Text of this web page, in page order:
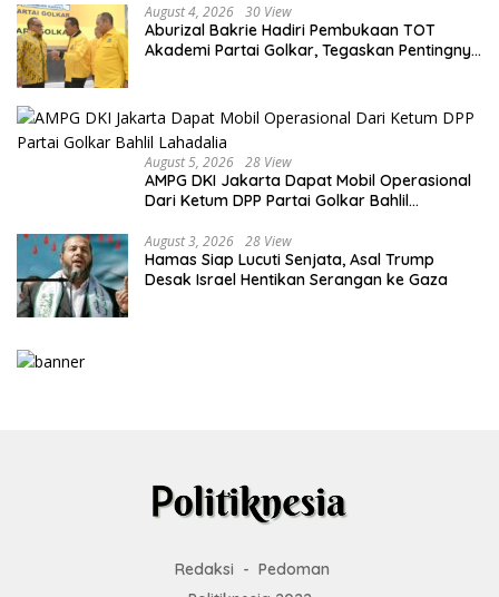
August 4, 2026 30 View
Aburizal Bakrie Hadiri Pembukaan TOT
Akademi Partai Golkar, Tegaskan Pentingnya
August 5, 2026 28 View
AMPG DKI Jakarta Dapat Mobil Operasional
Dari Ketum DPP Partai Golkar Bahlil
August 3, 2026 28 View
Hamas Siap Lucuti Senjata, Asal Trump
Desak Israel Hentikan Serangan ke Gaza
Redaksi
Pedoman